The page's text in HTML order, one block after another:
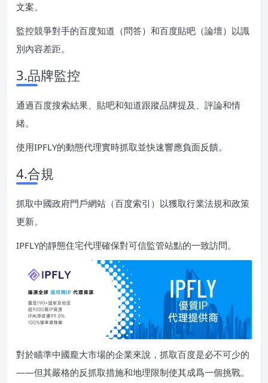
文案。
監控競爭對手的百度知道（問答）和百度貼吧（論壇）以識
別內容差距。
3.品牌監控
通過百度搜索結果、貼吧和知道跟蹤品牌提及、評論和情
緒。
使用IPFLY的動態代理實時抓取並快速響應負面反饋。
4.合規
抓取中國政府門戶網站（百度索引）以獲取行業法規和政策
更新。
IPFLY的靜態住宅代理確保對可信監管站點的一致訪問。
對於瞄準中國龐大市場的企業來說，抓取百度是必不可少的
——但其嚴格的反抓取措施和地理限制使其成爲一個挑戰。